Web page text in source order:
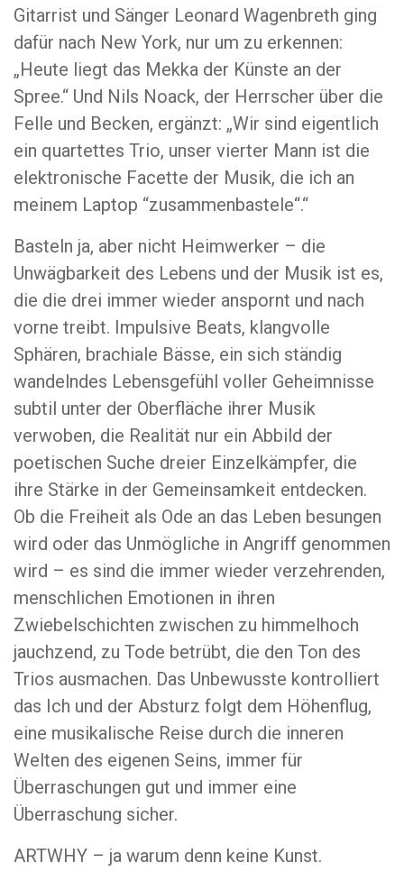
Gitarrist und Sänger Leonard Wagenbreth ging
dafür nach New York, nur um zu erkennen:
„Heute liegt das Mekka der Künste an der
Spree.“ Und Nils Noack, der Herrscher über die
Felle und Becken, ergänzt: „Wir sind eigentlich
ein quartettes Trio, unser vierter Mann ist die
elektronische Facette der Musik, die ich an
meinem Laptop “zusammenbastele“.“
Basteln ja, aber nicht Heimwerker – die
Unwägbarkeit des Lebens und der Musik ist es,
die die drei immer wieder anspornt und nach
vorne treibt. Impulsive Beats, klangvolle
Sphären, brachiale Bässe, ein sich ständig
wandelndes Lebensgefühl voller Geheimnisse
subtil unter der Oberfläche ihrer Musik
verwoben, die Realität nur ein Abbild der
poetischen Suche dreier Einzelkämpfer, die
ihre Stärke in der Gemeinsamkeit entdecken.
Ob die Freiheit als Ode an das Leben besungen
wird oder das Unmögliche in Angriff genommen
wird – es sind die immer wieder verzehrenden,
menschlichen Emotionen in ihren
Zwiebelschichten zwischen zu himmelhoch
jauchzend, zu Tode betrübt, die den Ton des
Trios ausmachen. Das Unbewusste kontrolliert
das Ich und der Absturz folgt dem Höhenflug,
eine musikalische Reise durch die inneren
Welten des eigenen Seins, immer für
Überraschungen gut und immer eine
Überraschung sicher.
ARTWHY – ja warum denn keine Kunst.